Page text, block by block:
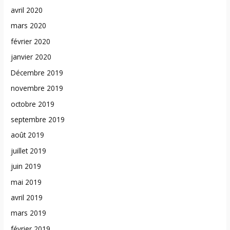
avril 2020
mars 2020
février 2020
janvier 2020
Décembre 2019
novembre 2019
octobre 2019
septembre 2019
août 2019
juillet 2019
juin 2019
mai 2019
avril 2019
mars 2019